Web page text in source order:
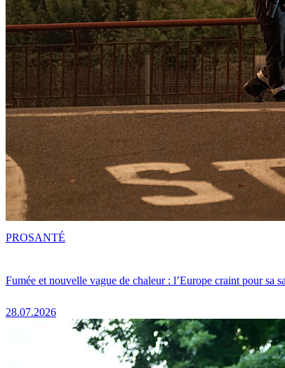
Fumée et nouvelle vague de chaleur : l’Europe craint pour sa
28.07.2026
PROSANTÉ